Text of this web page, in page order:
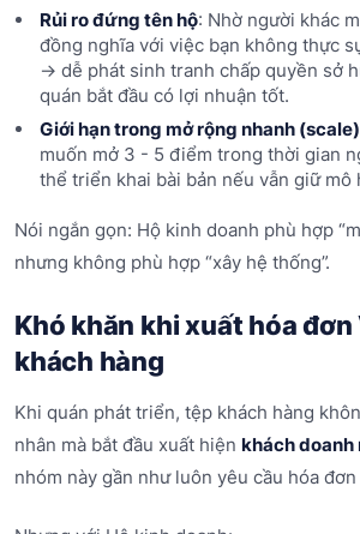
Rủi ro đứng tên hộ: Nhờ người khác
đồng nghĩa với việc bạn không thực
-> dễ phát sinh tranh chấp quyền sở
quán bắt đầu có lợi nhuận tốt.
Giới hạn trong mở rộng nhanh (scale)
muốn mở 3 - 5 điểm trong thời gian
thể triển khai bài bản nếu vẫn giữ mô
Nói ngắn gọn: Hộ kinh doanh phù hợp
nhưng không phù hợp “xây hệ thống”.
Khó khăn khi xuất hóa đơn
khách hàng
Khi quán phát triển, tệp khách hàng
nhân mà bắt đầu xuất hiện khách doanh
nhóm này gần như luôn yêu cầu hóa đơn